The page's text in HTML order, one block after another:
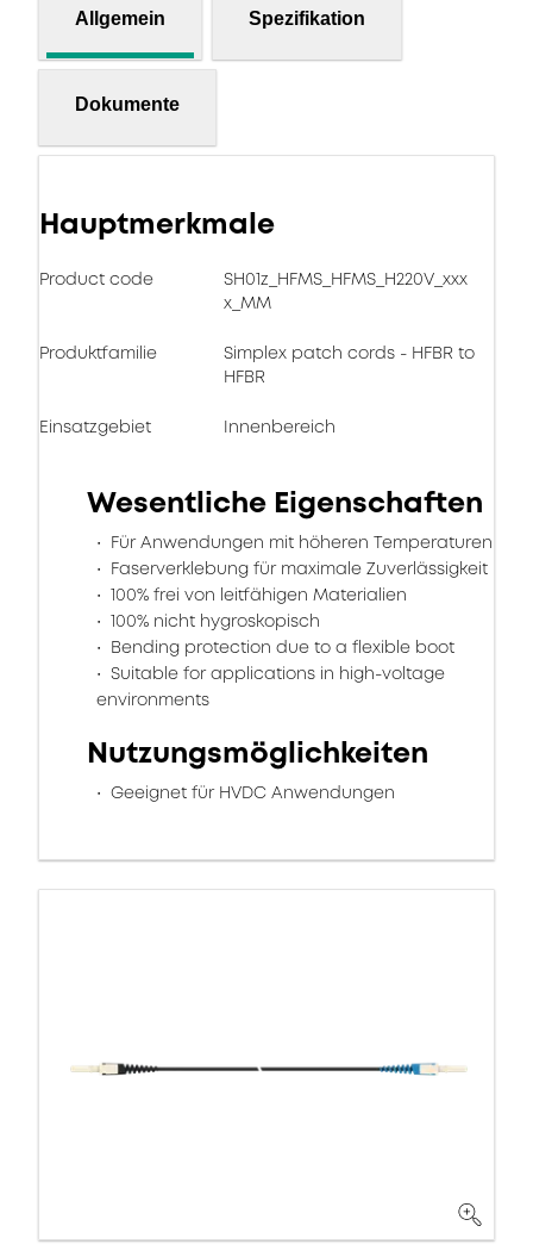
Allgemein Spezifikation
Dokumente
Hauptmerkmale
Product code
SH01z_HFMS_HFMS_H220V_xxx
x_MM
Produktfamilie
Simplex patch cords - HFBR to
HFBR
Einsatzgebiet Innenbereich
Wesentliche Eigenschaften
Für Anwendungen mit höheren Temperaturen
Faserverklebung für maximale Zuverlässigkeit
100% frei von leitfähigen Materialien
100% nicht hygroskopisch
Bending protection due to a flexible boot
Suitable for applications in high-voltage
environments
Nutzungsmöglichkeiten
Geeignet für HVDC Anwendungen